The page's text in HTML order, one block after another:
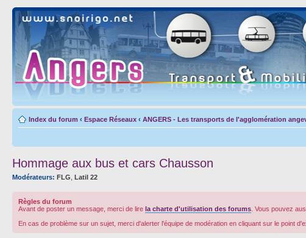
Index du forum ‹ Espace Réseaux ‹ ANGERS - Les transports de l'agglomération
Hommage aux bus et cars Chausson
Modérateurs: FLG Latil 22
Règles du forum
Avant de poster un message, merci de lire la charte d'utilisation des forums . Vous pouvez
En cas de problème sur un sujet, merci d'alerter l'équipe de modération en cliquant sur le point